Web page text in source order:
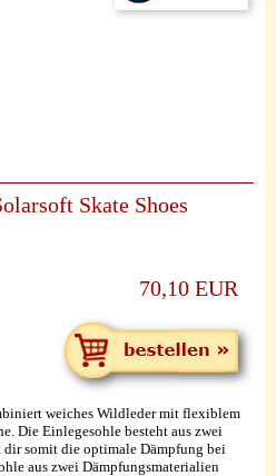
Skate Shoes
70,10 EUR
weiches Wildleder mit flexiblem
Die Einlegesohle besteht aus zwei
somit die optimale Dämpfung bei
aus zwei Dämpfungsmaterialien